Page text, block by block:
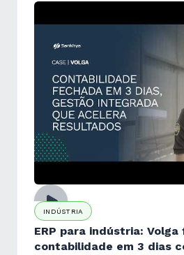
INDÚSTRIA
ERP para indústria: Volga
contabilidade em 3 dias